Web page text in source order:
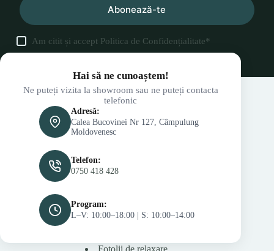
Abonează-te
Am citit și accept Politica de Confidențialitate*
Hai să ne cunoaștem!
Ne puteți vizita la showroom sau ne puteți contacta
telefonic
Adresă:
Calea Bucovinei Nr 127, Câmpulung
Moldovenesc
Telefon:
0750 418 428
Program:
L–V: 10:00–18:00 | S: 10:00–14:00
Fotolii de relaxare